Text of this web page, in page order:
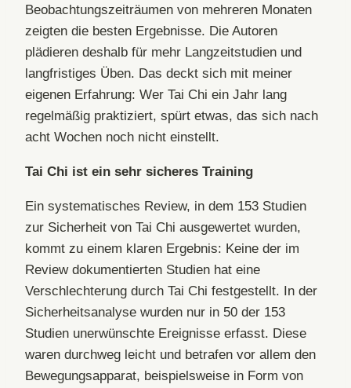
Beobachtungszeiträumen von mehreren Monaten
zeigten die besten Ergebnisse. Die Autoren
plädieren deshalb für mehr Langzeitstudien und
langfristiges Üben. Das deckt sich mit meiner
eigenen Erfahrung: Wer Tai Chi ein Jahr lang
regelmäßig praktiziert, spürt etwas, das sich nach
acht Wochen noch nicht einstellt.
Tai Chi ist ein sehr sicheres Training
Ein systematisches Review, in dem 153 Studien
zur Sicherheit von Tai Chi ausgewertet wurden,
kommt zu einem klaren Ergebnis: Keine der im
Review dokumentierten Studien hat eine
Verschlechterung durch Tai Chi festgestellt. In der
Sicherheitsanalyse wurden nur in 50 der 153
Studien unerwünschte Ereignisse erfasst. Diese
waren durchweg leicht und betrafen vor allem den
Bewegungsapparat, beispielsweise in Form von